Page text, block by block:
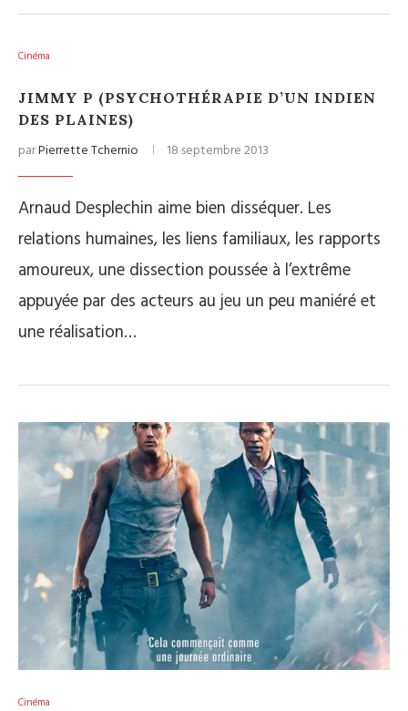
Cinéma
JIMMY P (PSYCHOTHÉRAPIE D’UN INDIEN
DES PLAINES)
parPierrette Tchernio 18 septembre 2013
Arnaud Desplechin aime bien disséquer. Les
relations humaines, les liens familiaux, les rapports
amoureux, une dissection poussée à l’extrême
appuyée par des acteurs au jeu un peu maniéré et
une réalisation…
Cinéma